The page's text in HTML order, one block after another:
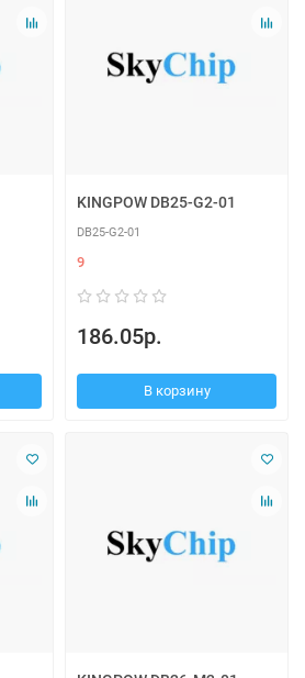
KINGPOW DB25-G2-01
DB25-G2-01
9
186.05р.
В корзину